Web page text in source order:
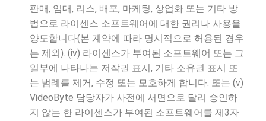
판매, 임대, 리스, 배포, 마케팅, 상업화 또는 기타 방
법으로 라이센스 소프트웨어에 대한 권리나 사용을
양도합니다(본 계약에 따라 명시적으로 허용된 경우
는 제외). (iv) 라이센스가 부여된 소프트웨어 또는 그
일부에 나타나는 저작권 표시, 기타 소유권 표시 또
는 범례를 제거, 수정 또는 모호하게 합니다. 또는 (v)
VideoByte 담당자가 사전에 서면으로 달리 승인하
지 않는 한 라이센스가 부여된 소프트웨어를 제3자